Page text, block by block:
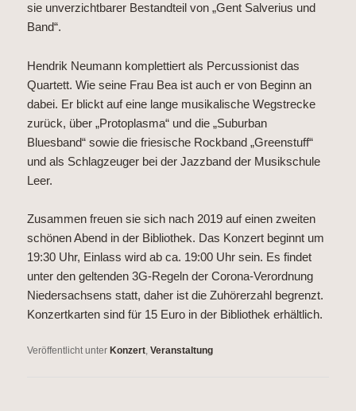
sie unverzichtbarer Bestandteil von „Gent Salverius und
Band“.
Hendrik Neumann komplettiert als Percussionist das
Quartett. Wie seine Frau Bea ist auch er von Beginn an
dabei. Er blickt auf eine lange musikalische Wegstrecke
zurück, über „Protoplasma“ und die „Suburban
Bluesband“ sowie die friesische Rockband „Greenstuff“
und als Schlagzeuger bei der Jazzband der Musikschule
Leer.
Zusammen freuen sie sich nach 2019 auf einen zweiten
schönen Abend in der Bibliothek. Das Konzert beginnt um
19:30 Uhr, Einlass wird ab ca. 19:00 Uhr sein. Es findet
unter den geltenden 3G-Regeln der Corona-Verordnung
Niedersachsens statt, daher ist die Zuhörerzahl begrenzt.
Konzertkarten sind für 15 Euro in der Bibliothek erhältlich.
Veröffentlicht unter Konzert,Veranstaltung